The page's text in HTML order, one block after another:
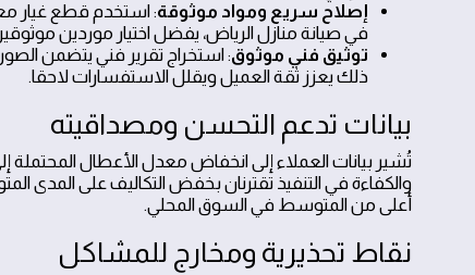
إصلاح سريع ومواد موثوقة: استخدم قطع غيار
في صيانة منازل الرياض، يفضل اختيار موردين
توثيق فني موثوق: استخراج تقرير فني يتضمن
ذلك يعزز ثقة العميل ويقلل الاستفسارات لاحقا.
بيانات تدعم التحسن ومصداقيته
والكفاءة في التنفيذ تقترنان بخفض التكاليف على المدى
أعلى من المتوسط في السوق المحلي.
نقاط تحذيرية ومخارج للمشاكل